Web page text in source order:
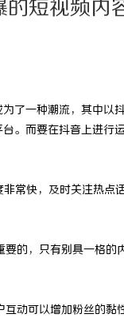
的短视频内
了一种潮流，其中
。而要在抖音上进
常快，及时关注热
的，只有别具一格
动可以增加粉丝的